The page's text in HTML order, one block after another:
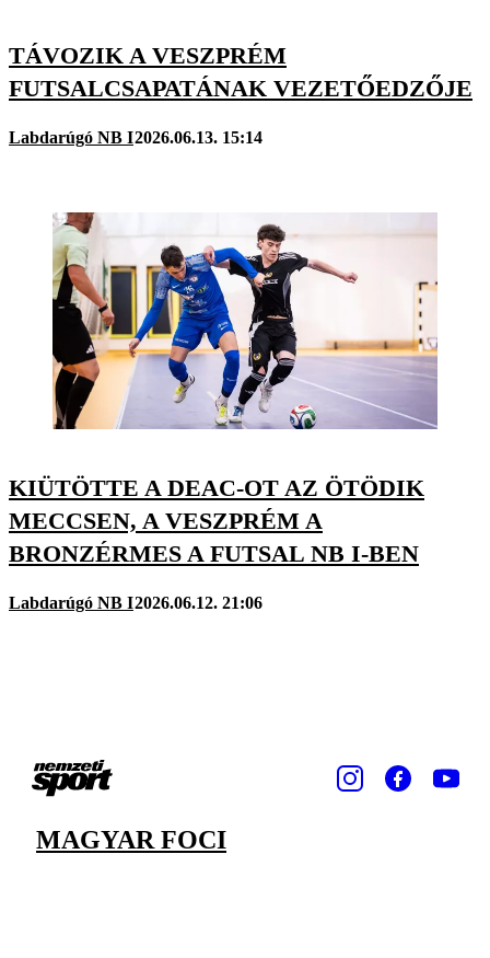
TÁVOZIK A VESZPRÉM
FUTSALCSAPATÁNAK VEZETŐEDZŐJE
Labdarúgó NB I2026.06.13. 15:14
KIÜTÖTTE A DEAC-OT AZ ÖTÖDIK
MECCSEN, A VESZPRÉM A
BRONZÉRMES A FUTSAL NB I-BEN
Labdarúgó NB I2026.06.12. 21:06
MAGYAR FOCI